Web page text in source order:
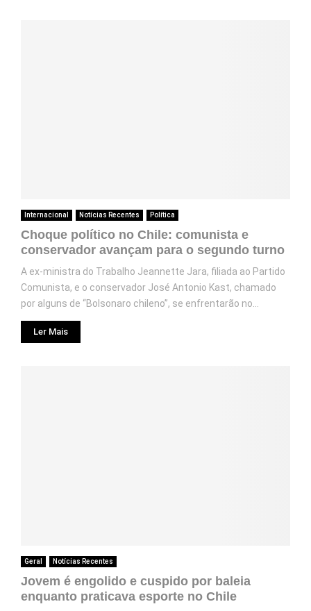
Internacional Notícias Recentes Política
Choque político no Chile: comunista e
conservador avançam para o segundo turno
A ex-ministra do Trabalho Jeannette Jara, filiada ao Partido
Comunista, e o conservador José Antonio Kast, chamado
por alguns de “Bolsonaro chileno”, se enfrentarão no...
Ler Mais
Geral Notícias Recentes
Jovem é engolido e cuspido por baleia
enquanto praticava esporte no Chile